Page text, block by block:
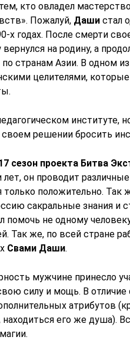
кто овладел
Пожалуй, Даши стал
годах. После смерти
на родину, а
странам Азии. В одном
целителями,
институте,
решении бросить
сезон проекта Битва
лет, он проводит
только положительно.
сакральные знания и
помочь не одному
Так же, по всей стране
Свами Даши.
мужчине принесло
силу и мощь. В отличие
атрибутов
его же душа).